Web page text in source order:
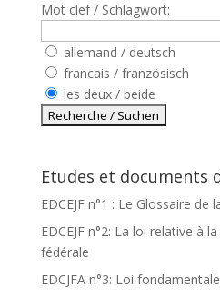
Mot clef / Schlagwort:
allemand / deutsch
francais / französisch
les deux / beide
Etudes et documents
EDCEJF n°1 : Le Glossaire
EDCEJF n°2: La loi relative à
fédérale
EDCJFA n°3: Loi fondamentale